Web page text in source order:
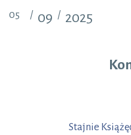
05 / 09 / 2025
Stajnie